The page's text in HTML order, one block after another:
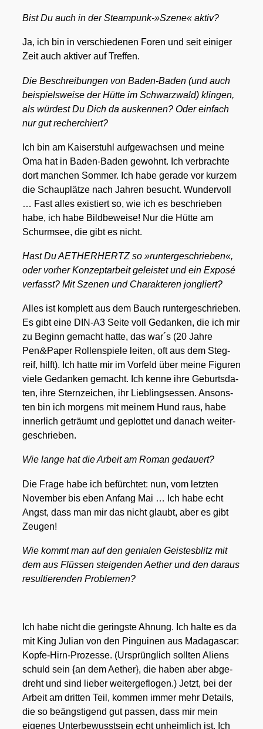
Bist Du auch in der Steampunk-»Szene« aktiv?
Ja, ich bin in ver­schie­de­nen Foren und seit eini­ger
Zeit auch akti­ver auf Tref­fen.
Die Beschrei­bun­gen von Baden-Baden (und auch
bei­spiels­wei­se der Hüt­te im Schwarz­wald) klin­gen,
als wür­dest Du Dich da aus­ken­nen? Oder ein­fach
nur gut recher­chiert?
Ich bin am Kai­ser­stuhl auf­ge­wach­sen und mei­ne
Oma hat in Baden-Baden gewohnt. Ich ver­brach­te
dort man­chen Som­mer. Ich habe gera­de vor kur­zem
die Schau­plät­ze nach Jah­ren besucht. Wun­der­voll
… Fast alles exis­tiert so, wie ich es beschrie­ben
habe, ich habe Bild­be­wei­se! Nur die Hüt­te am
Schurm­see, die gibt es nicht.
Hast Du AETHERHERTZ so »run­ter­ge­schrie­ben«,
oder vor­her Kon­zept­ar­beit geleis­tet und ein Expo­sé
ver­fasst? Mit Sze­nen und Cha­rak­te­ren jon­gliert?
Alles ist kom­plett aus dem Bauch run­ter­ge­schrie­ben.
Es gibt eine DIN-A3 Sei­te voll Gedan­ken, die ich mir
zu Beginn gemacht hat­te, das war´s (20 Jah­re
Pen&Paper Rol­len­spie­le lei­ten, oft aus dem Steg­
reif, hilft). Ich hat­te mir im Vor­feld über mei­ne Figu­ren
vie­le Gedan­ken gemacht. Ich ken­ne ihre Geburts­da­
ten, ihre Stern­zei­chen, ihr Lieb­lings­es­sen. Ansons­
ten bin ich mor­gens mit mei­nem Hund raus, habe
inner­lich geträumt und geplot­tet und danach wei­ter­
ge­schrie­ben.
Wie lan­ge hat die Arbeit am Roman gedau­ert?
Die Fra­ge habe ich befürch­tet: nun, vom letz­ten
Novem­ber bis eben Anfang Mai … Ich habe echt
Angst, dass man mir das nicht glaubt, aber es gibt
Zeu­gen!
Wie kommt man auf den genia­len Geis­tes­blitz mit
dem aus Flüs­sen stei­gen­den Aether und den dar­aus
resul­tie­ren­den Pro­ble­men?
Ich habe nicht die gerings­te Ahnung. Ich hal­te es da
mit King Juli­an von den Pin­gui­nen aus Mada­gas­car:
Kop­fe-Hirn-Pro­zes­se. (Ursprüng­lich soll­ten Ali­ens
schuld sein {an dem Aether}, die haben aber abge­
dreht und sind lie­ber wei­ter­ge­flo­gen.) Jetzt, bei der
Arbeit am drit­ten Teil, kom­men immer mehr Details,
die so beängs­ti­gend gut pas­sen, dass mir mein
eige­nes Unter­be­wusst­sein echt unheim­lich ist. Ich